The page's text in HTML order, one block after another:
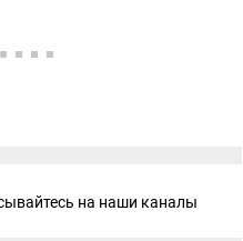
на наши каналы